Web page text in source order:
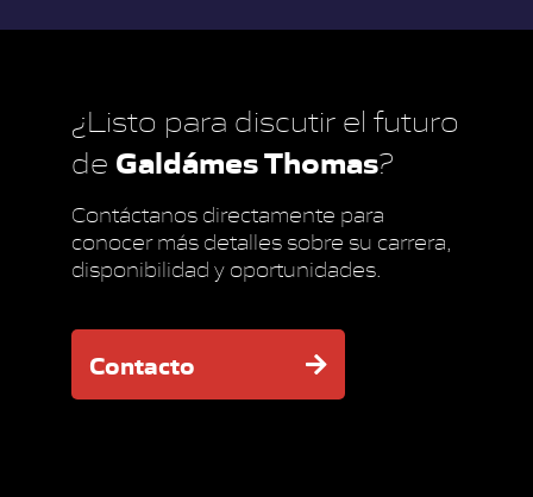
¿Listo para discutir el futuro
de Galdámes Thomas?
Contáctanos directamente para
conocer más detalles sobre su carrera,
disponibilidad y oportunidades.
Contacto